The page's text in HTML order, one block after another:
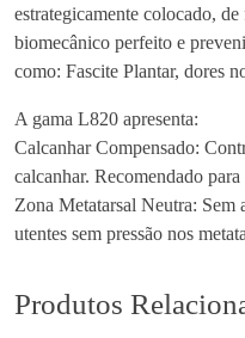
h
a
s
y
n
c
o
T
estrategicamente colocado,
biomecânico perfeito e
como: Fascite Plantar, dores
A gama L820 apresenta:
Calcanhar Compensado:
calcanhar. Recomendado
Zona Metatarsal Neutra: Sem
utentes sem pressão nos
Produtos